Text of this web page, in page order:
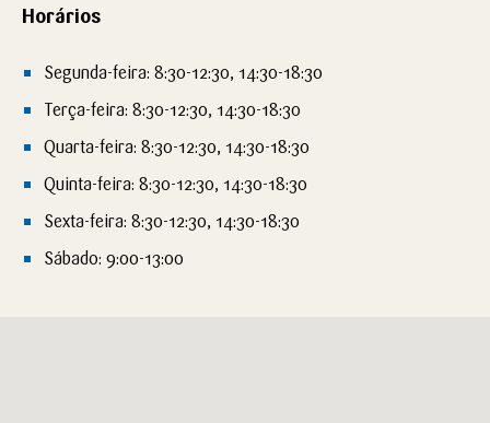
Horários
Segunda-feira: 8:30-12:30, 14:30-18:30
Terça-feira: 8:30-12:30, 14:30-18:30
Quarta-feira: 8:30-12:30, 14:30-18:30
Quinta-feira: 8:30-12:30, 14:30-18:30
Sexta-feira: 8:30-12:30, 14:30-18:30
Sábado: 9:00-13:00